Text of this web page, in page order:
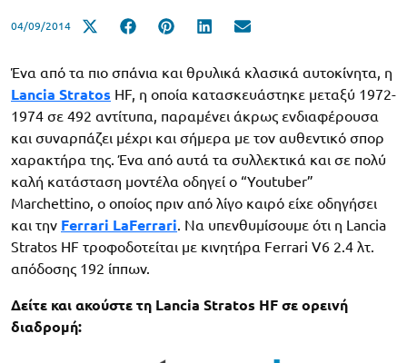
04/09/2014
Ένα από τα πιο σπάνια και θρυλικά κλασικά αυτοκίνητα, η
Lancia Stratos HF, η οποία κατασκευάστηκε μεταξύ 1972-
1974 σε 492 αντίτυπα, παραμένει άκρως ενδιαφέρουσα
και συναρπάζει μέχρι και σήμερα με τον αυθεντικό σπορ
χαρακτήρα της. Ένα από αυτά τα συλλεκτικά και σε πολύ
καλή κατάσταση μοντέλα οδηγεί ο “Youtuber”
Marchettino, o οποίος πριν από λίγο καιρό είχε οδηγήσει
και την Ferrari LaFerrari. Να υπενθυμίσουμε ότι η Lancia
Stratos HF τροφοδοτείται με κινητήρα Ferrari V6 2.4 λτ.
απόδοσης 192 ίππων.
Δείτε και ακούστε τη Lancia Stratos HF σε ορεινή
διαδρομή: